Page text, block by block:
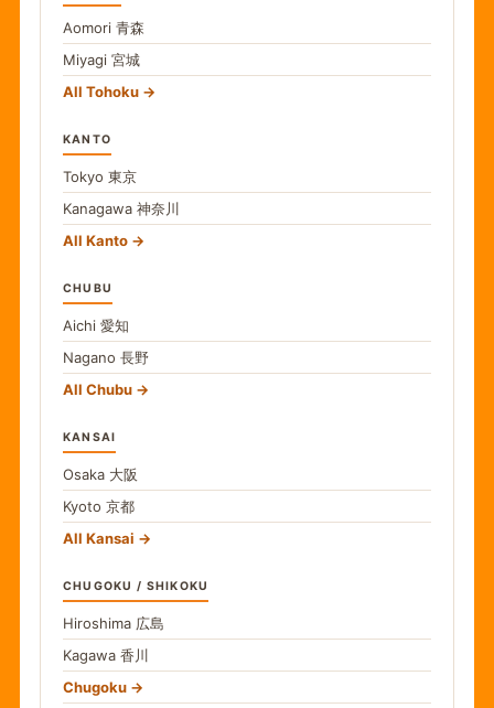
Aomori 青森
Miyagi 宮城
All Tohoku
KANTO
Tokyo 東京
Kanagawa 神奈川
All Kanto
CHUBU
Aichi 愛知
Nagano 長野
All Chubu
KANSAI
Osaka 大阪
Kyoto 京都
All Kansai
CHUGOKU / SHIKOKU
Hiroshima 広島
Kagawa 香川
Chugoku